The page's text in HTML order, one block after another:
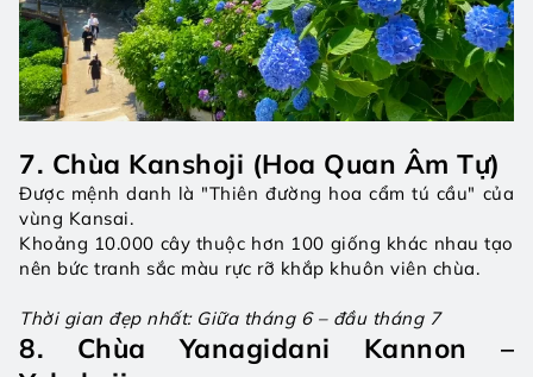
7. Chùa Kanshoji (Hoa Quan Âm Tự)
Được mệnh danh là "Thiên đường hoa cẩm tú cầu" của
vùng Kansai.
Khoảng 10.000 cây thuộc hơn 100 giống khác nhau tạo
nên bức tranh sắc màu rực rỡ khắp khuôn viên chùa.
Thời gian đẹp nhất: Giữa tháng 6 – đầu tháng 7
8. Chùa Yanagidani Kannon –